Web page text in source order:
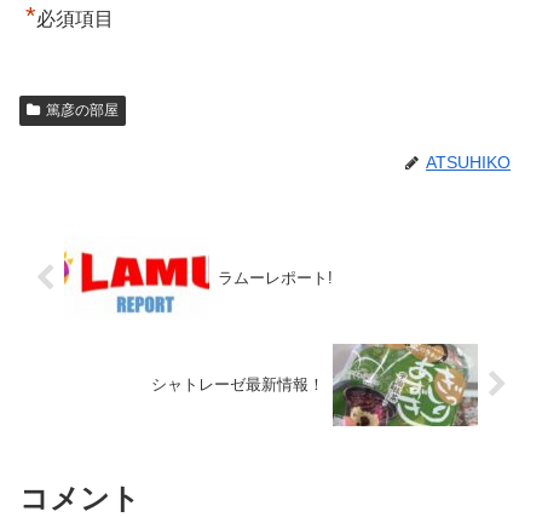
*必須項目
篤彦の部屋
ATSUHIKO
ラムーレポート!
シャトレーゼ最新情報！
コメント